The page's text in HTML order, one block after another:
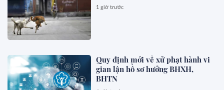
1 giờ trước
Quy định mới về xử phạt hành vi
gian lận hồ sơ hưởng BHXH,
BHTN